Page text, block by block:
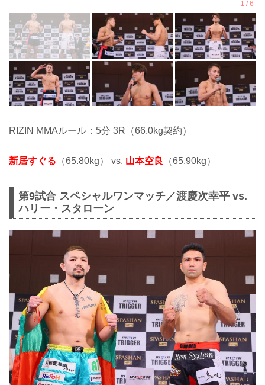
RIZIN MMAルール：5分 3R（66.0kg契約）
新居すぐる （65.80kg） vs. 山本空良 （65.90kg）
第9試合 スペシャルワンマッチ／渡慶次幸平 vs.
ハリー・スタローン